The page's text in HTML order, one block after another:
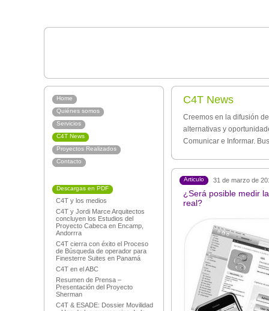
Home
Quiénes somos
Servicios
C4T News
Proyectos Realizados
Contacto
Descargas en PDF
C4T y los medios
C4T y Jordi Marce Arquitectos
concluyen los Estudios del
Proyecto Cabeca en Encamp,
Andorrra
C4T cierra con éxito el Proceso
de Búsqueda de operador para
Finesterre Suites en Panamá
C4T en el ABC
Resumen de Prensa –
Presentación del Proyecto
Sherman
C4T & ESADE: Dossier Movilidad
C4T News
Creemos en la difusión
alternativas y
Comunicar e Informar.
Articulo 31 de marzo de
¿Será posible medir
real?